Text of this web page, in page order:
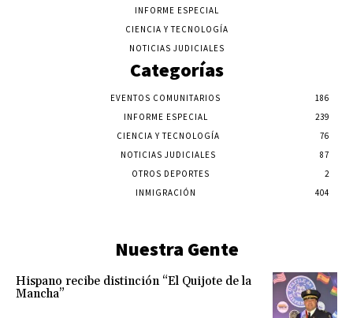
INFORME ESPECIAL
CIENCIA Y TECNOLOGÍA
NOTICIAS JUDICIALES
Categorías
EVENTOS COMUNITARIOS
186
INFORME ESPECIAL
239
CIENCIA Y TECNOLOGÍA
76
NOTICIAS JUDICIALES
87
OTROS DEPORTES
2
INMIGRACIÓN
404
Nuestra Gente
Hispano recibe distinción “El Quijote de la
Mancha”